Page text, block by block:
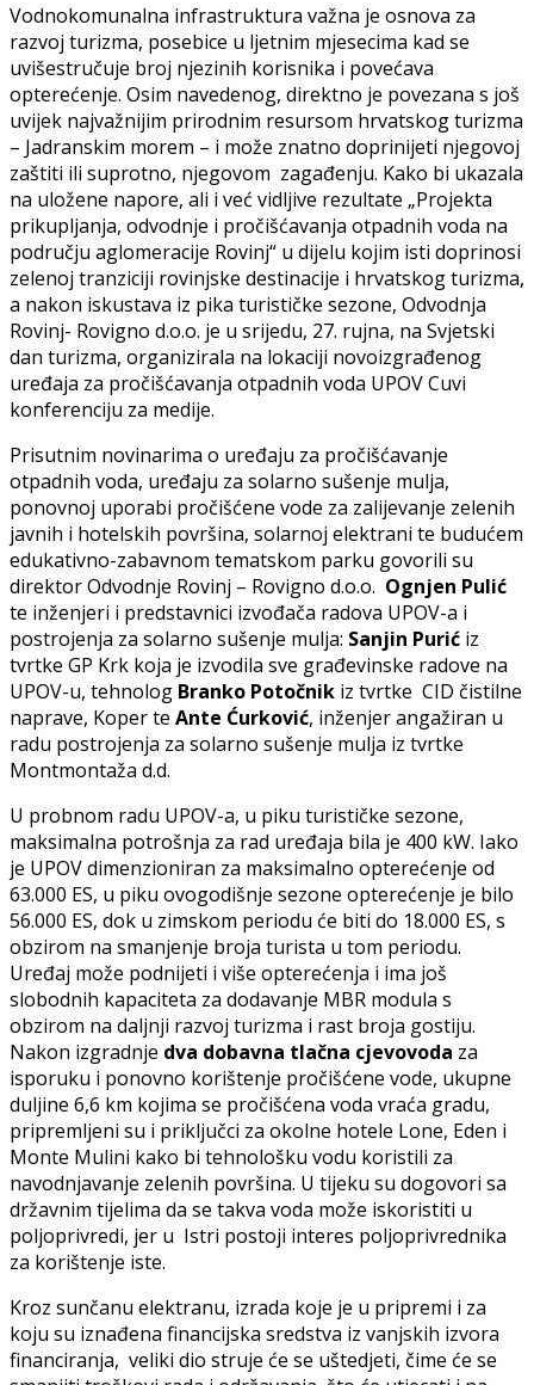
Vodnokomunalna infrastruktura važna je osnova za
razvoj turizma, posebice u ljetnim mjesecima kad se
uvišestručuje broj njezinih korisnika i povećava
opterećenje. Osim navedenog, direktno je povezana s još
uvijek najvažnijim prirodnim resursom hrvatskog turizma
– Jadranskim morem – i može znatno doprinijeti njegovoj
zaštiti ili suprotno, njegovom zagađenju. Kako bi ukazala
na uložene napore, ali i već vidljive rezultate „Projekta
prikupljanja, odvodnje i pročišćavanja otpadnih voda na
području aglomeracije Rovinj“ u dijelu kojim isti doprinosi
zelenoj tranziciji rovinjske destinacije i hrvatskog turizma,
a nakon iskustava iz pika turističke sezone, Odvodnja
Rovinj- Rovigno d.o.o. je u srijedu, 27. rujna, na Svjetski
dan turizma, organizirala na lokaciji novoizgrađenog
uređaja za pročišćavanja otpadnih voda UPOV Cuvi
konferenciju za medije.
Prisutnim novinarima o uređaju za pročišćavanje
otpadnih voda, uređaju za solarno sušenje mulja,
ponovnoj uporabi pročišćene vode za zalijevanje zelenih
javnih i hotelskih površina, solarnoj elektrani te budućem
edukativno-zabavnom tematskom parku govorili su
direktor Odvodnje Rovinj – Rovigno d.o.o. Ognjen Pulić
te inženjeri i predstavnici izvođača radova UPOV-a i
postrojenja za solarno sušenje mulja: Sanjin Purić iz
tvrtke GP Krk koja je izvodila sve građevinske radove na
UPOV-u, tehnolog Branko Potočnik iz tvrtke CID čistilne
naprave, Koper te Ante Ćurković, inženjer angažiran u
radu postrojenja za solarno sušenje mulja iz tvrtke
Montmontaža d.d.
U probnom radu UPOV-a, u piku turističke sezone,
maksimalna potrošnja za rad uređaja bila je 400 kW. Iako
je UPOV dimenzioniran za maksimalno opterećenje od
63.000 ES, u piku ovogodišnje sezone opterećenje je bilo
56.000 ES, dok u zimskom periodu će biti do 18.000 ES, s
obzirom na smanjenje broja turista u tom periodu.
Uređaj može podnijeti i više opterećenja i ima još
slobodnih kapaciteta za dodavanje MBR modula s
obzirom na daljnji razvoj turizma i rast broja gostiju.
Nakon izgradnje dva dobavna tlačna cjevovoda za
isporuku i ponovno korištenje pročišćene vode, ukupne
duljine 6,6 km kojima se pročišćena voda vraća gradu,
pripremljeni su i priključci za okolne hotele Lone, Eden i
Monte Mulini kako bi tehnološku vodu koristili za
navodnjavanje zelenih površina. U tijeku su dogovori sa
državnim tijelima da se takva voda može iskoristiti u
poljoprivredi, jer u Istri postoji interes poljoprivrednika
za korištenje iste.
Kroz sunčanu elektranu, izrada koje je u pripremi i za
koju su iznađena financijska sredstva iz vanjskih izvora
financiranja, veliki dio struje će se uštedjeti, čime će se